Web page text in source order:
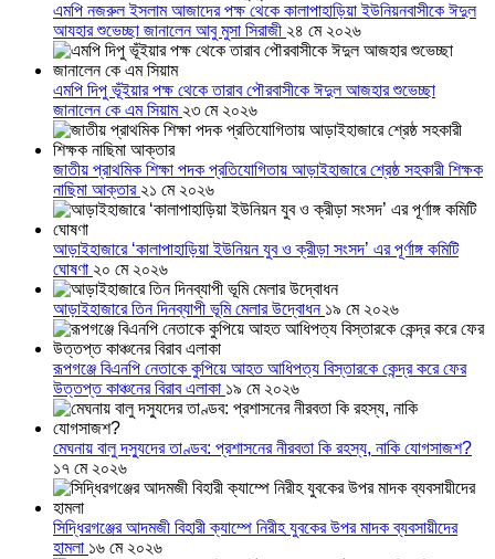
এমপি নজরুল ইসলাম আজাদের পক্ষ থেকে কালাপাহাড়িয়া ইউনিয়নবাসীকে ঈদুল
আযহার শুভেচ্ছা জানালেন আবু মুসা সিরাজী ২৪ মে ২০২৬
এমপি দিপু ভূঁইয়ার পক্ষ থেকে তারাব পৌরবাসীকে ঈদুল আজহার শুভেচ্ছা
জানালেন কে এম সিয়াম ২৩ মে ২০২৬
জাতীয় প্রাথমিক শিক্ষা পদক প্রতিযোগিতায় আড়াইহাজারে শ্রেষ্ঠ সহকারী শিক্ষক
নাছিমা আক্তার ২১ মে ২০২৬
আড়াইহাজারে ‘কালাপাহাড়িয়া ইউনিয়ন যুব ও ক্রীড়া সংসদ’ এর পূর্ণাঙ্গ কমিটি
ঘোষণা ২০ মে ২০২৬
আড়াইহাজারে তিন দিনব্যাপী ভূমি মেলার উদ্বোধন ১৯ মে ২০২৬
রূপগঞ্জে বিএনপি নেতাকে কুপিয়ে আহত আধিপত্য বিস্তারকে কেন্দ্র করে ফের
উত্তপ্ত কাঞ্চনের বিরাব এলাকা ১৯ মে ২০২৬
মেঘনায় বালু দস্যুদের তাণ্ডব: প্রশাসনের নীরবতা কি রহস্য, নাকি যোগসাজশ?
১৭ মে ২০২৬
সিদ্ধিরগঞ্জের আদমজী বিহারী ক্যাম্পে নিরীহ যুবকের উপর মাদক ব্যবসায়ীদের
হামলা ১৬ মে ২০২৬